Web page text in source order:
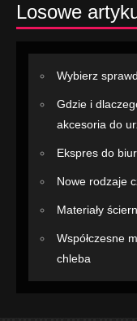
Losowe
Wybierz
Gdzie i
akcesoria do
Ekspres do
Nowe rodzaje
Materiały
Współczesne
chleba